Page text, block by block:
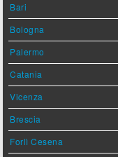
Bari
Bologna
Palermo
Catania
Vicenza
Brescia
Forlì Cesena